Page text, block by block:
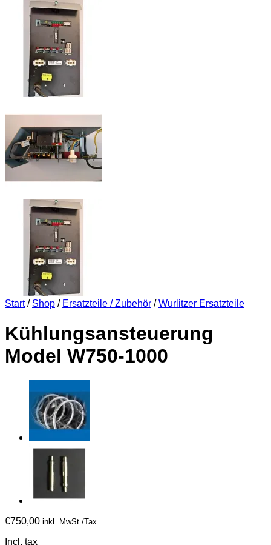
Start / Shop / Ersatzteile / Zubehör / Wurlitzer Ersatzteile
Kühlungsansteuerung
Model W750-1000
€750,00 inkl. MwSt./Tax
Incl. tax